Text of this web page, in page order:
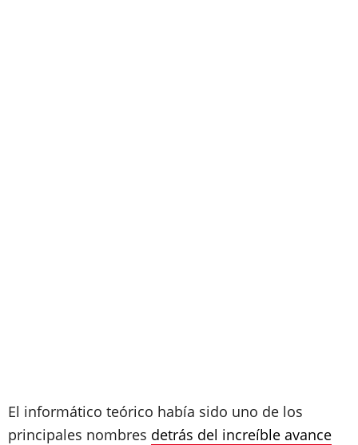
El informático teórico había sido uno de los
principales nombres detrás del increíble avance